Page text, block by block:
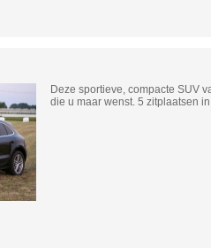
Deze sportieve, compacte SUV
die u maar wenst. 5 zitplaatsen